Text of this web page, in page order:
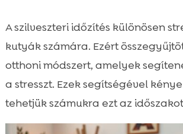
A szilveszteri időzítés különösen
kutyák számára. Ezért
otthoni módszert, amelyek
a stresszt. Ezek segítségével
tehetjük számukra ezt az